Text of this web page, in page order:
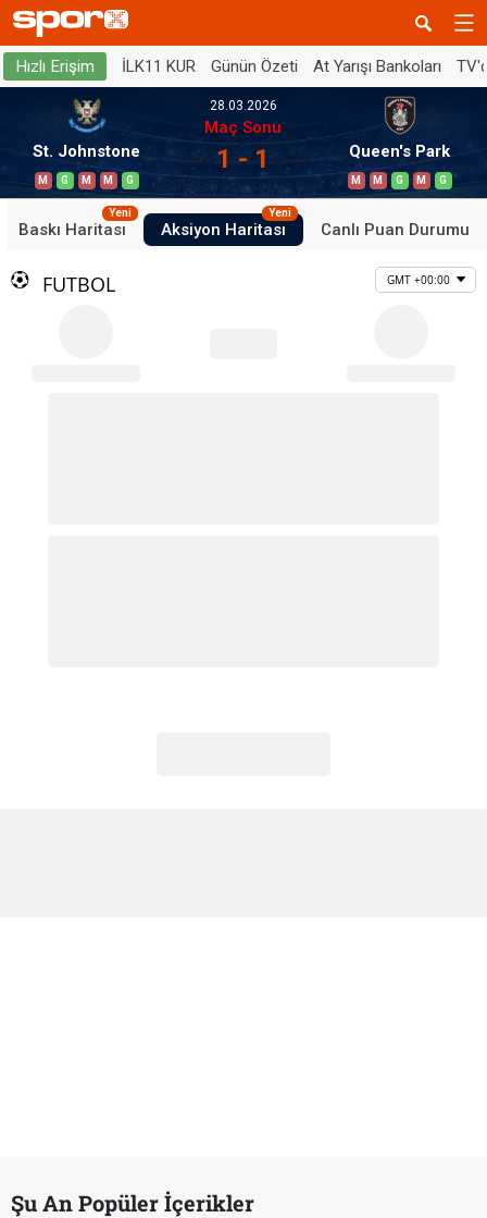
Hızlı Erişim İLK11 KUR Günün Özeti At Yarışı Bankoları
St. Johnstone
M G M M G
28.03.2026
Maç Sonu
1 - 1 Queen's Park
M M G M G
Baskı Haritası
Yeni
Aksiyon Haritası
Yeni
Canlı Puan Durumu
FUTBOL GMT +00:00
Şu An Popüler İçerikler